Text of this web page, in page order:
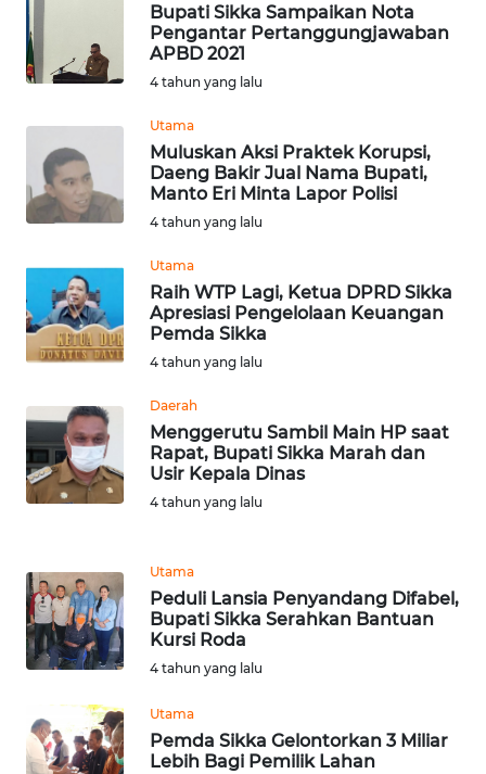
Bupati Sikka Sampaikan Nota
Pengantar Pertanggungjawaban
APBD 2021
4 tahun yang lalu
Utama
Muluskan Aksi Praktek Korupsi,
Daeng Bakir Jual Nama Bupati,
Manto Eri Minta Lapor Polisi
4 tahun yang lalu
Utama
Raih WTP Lagi, Ketua DPRD Sikka
Apresiasi Pengelolaan Keuangan
Pemda Sikka
4 tahun yang lalu
Daerah
Menggerutu Sambil Main HP saat
Rapat, Bupati Sikka Marah dan
Usir Kepala Dinas
4 tahun yang lalu
Utama
Peduli Lansia Penyandang Difabel,
Bupati Sikka Serahkan Bantuan
Kursi Roda
4 tahun yang lalu
Utama
Pemda Sikka Gelontorkan 3 Miliar
Lebih Bagi Pemilik Lahan
TEBING
TINGGI
WN
PAKPAK
WN
WN
BEKASI
WN
DEPOK
UTARA
WN
SAMOSIR
PADANG
LAWAS